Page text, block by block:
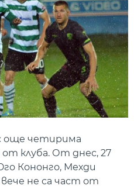
още четирима
клуба. От днес, 27
Кононго, Мехди
не са част от